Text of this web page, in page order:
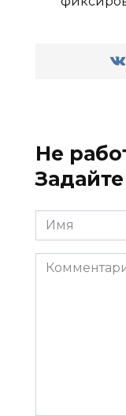
Не
Имя
*